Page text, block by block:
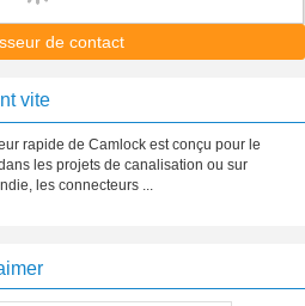
de contact
vite
rapide de Camlock est conçu pour le
les projets de canalisation ou sur
les connecteurs ...